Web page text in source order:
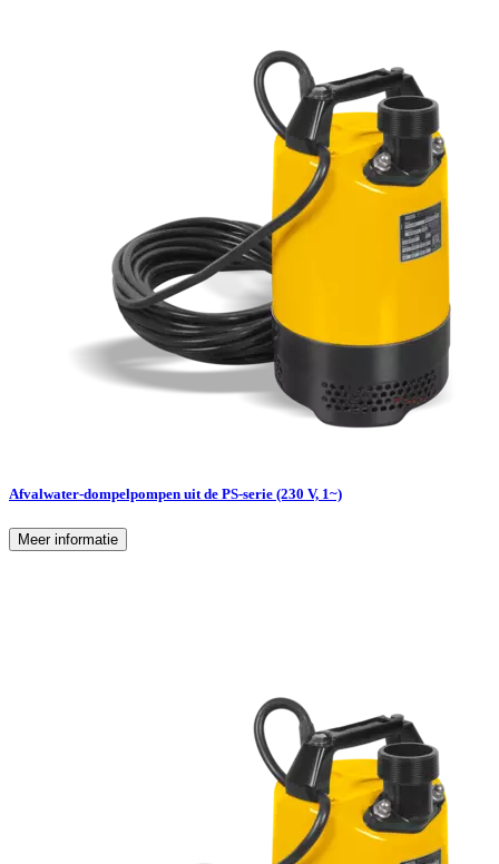
Afvalwater-dompelpompen uit de PS-serie (230 V, 1~)
Meer informatie